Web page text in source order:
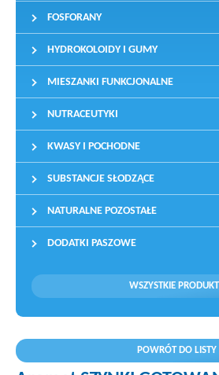
FOSFORANY
HYDROKOLOIDY I GUMY
MIESZANKI FUNKCJONALNE
NUTRACEUTYKI
KWASY I POCHODNE
SUBSTANCJE SŁODZĄCE
NATURALNE POZOSTAŁE
DODATKI PASZOWE
WSZYSTKIE
POWRÓT DO LISTY